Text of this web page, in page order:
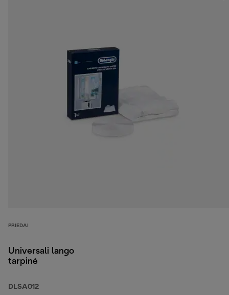
PRIEDAI
Universali lango
tarpinė
DLSA012